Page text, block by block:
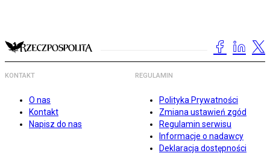
KONTAKT
O nas
Kontakt
Napisz do nas
REGULAMIN
Polityka Prywatności
Zmiana ustawień zgód
Regulamin serwisu
Informacje o nadawcy
Deklaracja dostępności